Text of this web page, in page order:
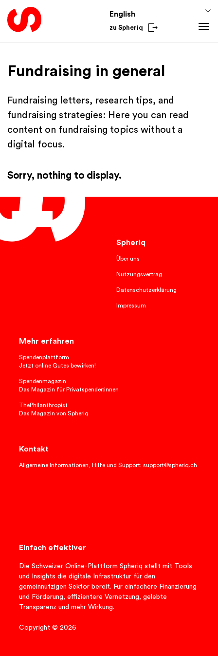
English
zu Spheriq
Spheriq
Grant Management
Research
Networks
Knowledge
Funding Knowledge
Finances
National
Fundraising in general
Fundraising letters, research tips, and
fundraising strategies: Here you can read
content on fundraising topics without a
digital focus.
Sorry, nothing to display.
Spheriq
Über uns
Nutzungsvertrag
Datenschutzerklärung
Impressum
Mehr erfahren
Spendenplattform
Jetzt online Gutes bewirken!
Spendenmagazin
Das Magazin für Privatspender:innen
ThePhilanthropist
Das Magazin von Spheriq
Kontakt
Allgemeine Informationen, Hilfe und Support: support@spheriq.ch
Einfach effektiver
Die Schweizer Online-Plattform Spheriq stellt mit Tools
und Insights die digitale Infrastruktur für den
gemeinnützigen Sektor bereit. Für einfachere Finanzierung
und Förderung, effizientere Vernetzung, gelebte
Transparenz und mehr Wirkung.
Copyright © 2026